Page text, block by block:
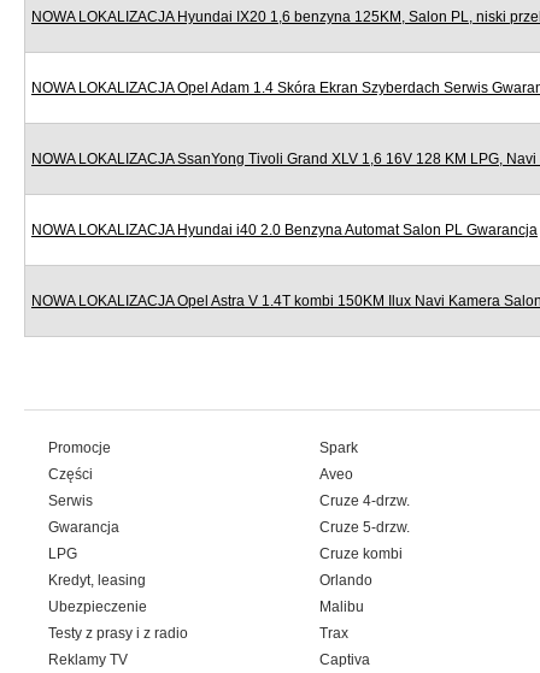
NOWA LOKALIZACJA Hyundai IX20 1,6 benzyna 125KM, Salon PL, niski
NOWA LOKALIZACJA Opel Adam 1.4 Skóra Ekran Szyberdach Serwis
NOWA LOKALIZACJA SsanYong Tivoli Grand XLV 1,6 16V 128 KM LPG,
NOWA LOKALIZACJA Hyundai i40 2.0 Benzyna Automat Salon PL Gwarancja
NOWA LOKALIZACJA Opel Astra V 1.4T kombi 150KM Ilux Navi Kamera
Promocje
Części
Serwis
Gwarancja
LPG
Kredyt, leasing
Ubezpieczenie
Testy z prasy i z radio
Reklamy TV
Spark
Aveo
Cruze 4-drzw.
Cruze 5-drzw.
Cruze kombi
Orlando
Malibu
Trax
Captiva